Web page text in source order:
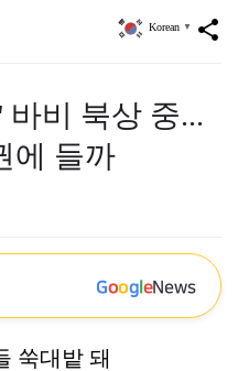
share
Korean ▼
비 북상 중...
에 들까
GoogleNews
쑥대밭 돼